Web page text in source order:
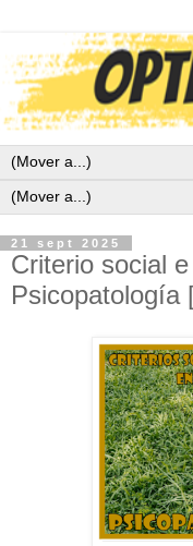
21 sept 2025
Criterio social
Psicopatología